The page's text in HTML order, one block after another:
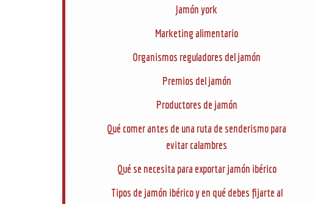
Jamón york
Marketing alimentario
Organismos reguladores del jamón
Premios del jamón
Productores de jamón
Qué comer antes de una ruta de senderismo para
evitar calambres
Qué se necesita para exportar jamón ibérico
Tipos de jamón ibérico y en qué debes fijarte al